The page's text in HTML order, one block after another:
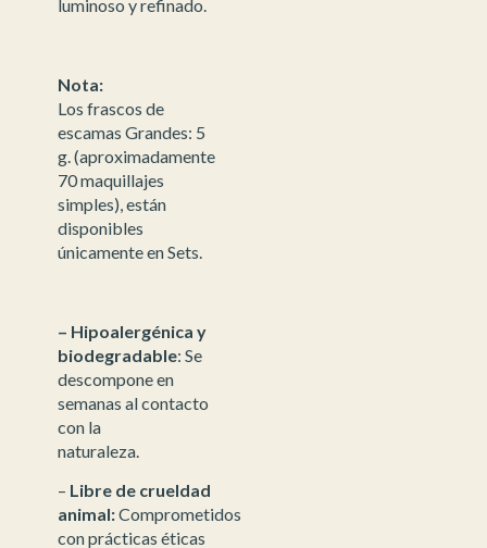
luminoso y refinado.
Nota:
Los frascos de
escamas Grandes: 5
g. (aproximadamente
70 maquillajes
simples), están
disponibles
únicamente en Sets.
– Hipoalergénica y
biodegradable: Se
descompone en
semanas al contacto
con la
naturaleza.
– Libre de crueldad
animal:Comprometidos
con prácticas éticas